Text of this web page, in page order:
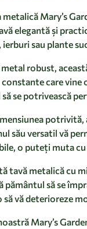
Mary’s
elegantă și
sau plante
robust,
care vine
se potrivească
potrivită,
său versatil vă
o puteți muta cu
tavă metalică cu
pământul să se
vă deterioreze
Mary’s